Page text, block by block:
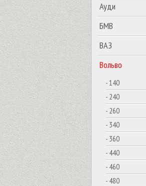
Ауди
БМВ
ВАЗ
Вольво
- 140
- 240
- 260
- 340
- 360
- 440
- 460
- 480